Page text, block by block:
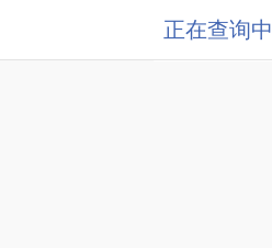
正在查询中